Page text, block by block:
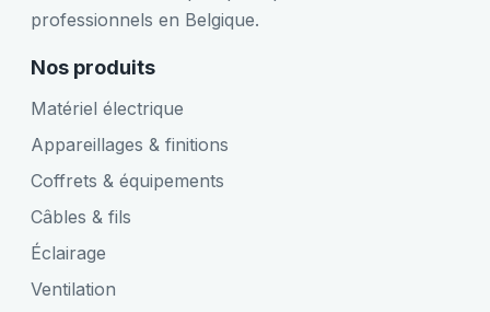
professionnels en Belgique.
Nos produits
Matériel électrique
Appareillages & finitions
Coffrets & équipements
Câbles & fils
Éclairage
Ventilation